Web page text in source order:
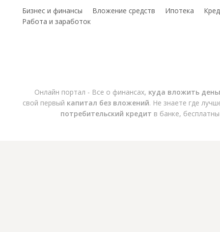
Бизнес и финансы Вложение средств Ипотека
Работа и заработок
Онлайн портал - Все о финансах, куда вложить
свой первый капитал без вложений. Не знаете где
потребительский кредит в банке,